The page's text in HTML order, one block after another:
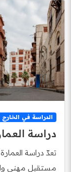
الدراسة في الخارج
دراسة
تعدّ دراسة
مستقبل مهني